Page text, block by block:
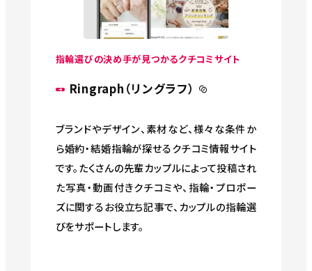
指輪選びの決め手が見つかるクチコミサイト
Ringraph（リングラフ）
ブランドやデザイン、素材など、様々な条件か
ら婚約・結婚指輪が探せるクチコミ情報サイト
です。たくさんの先輩カップルによって投稿され
た写真・動画付きクチコミや、指輪・プロポー
ズに関するお役立ち記事で、カップルの指輪選
びをサポートします。